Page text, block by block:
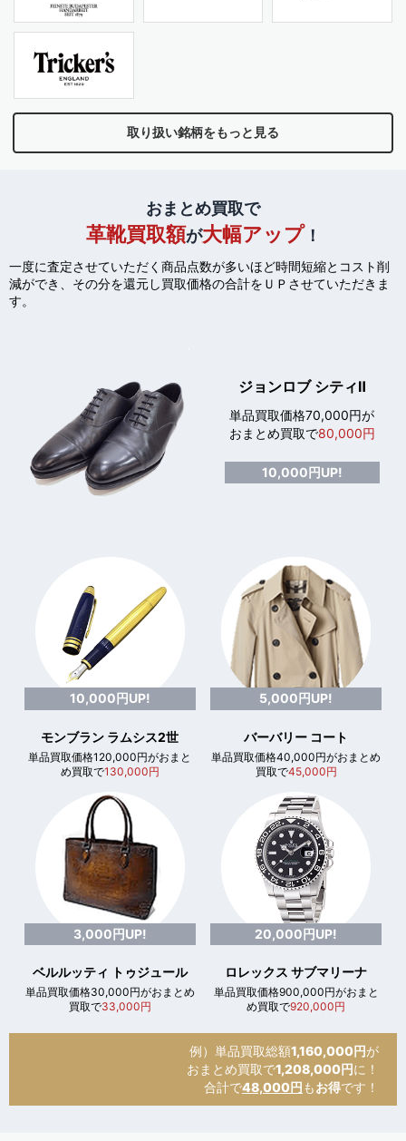
取り扱い銘柄をもっと見る
おまとめ買取で
革靴買取額が大幅アップ！
一度に査定させていただく商品点数が多いほど時間短縮とコスト削
減ができ、 その分を還元し買取価格の合計をＵＰさせていただきま
す。
ジョンロブ シティⅡ
単品買取価格70,000円が
おまとめ買取で80,000円
10,000円UP!
10,000円UP!
モンブラン ラムシス2世
単品買取価格120,000円がおまと
め買取で130,000円
5,000円UP!
バーバリー コート
単品買取価格40,000円がおまとめ
買取で45,000円
3,000円UP!
ベルルッティ トゥジュール
単品買取価格30,000円がおまとめ
買取で33,000円
20,000円UP!
ロレックス サブマリーナ
単品買取価格900,000円がおまと
め買取で920,000円
例）単品買取総額1,160,000円が
おまとめ買取で1,208,000円に！
合計で48,000円 もお得です！